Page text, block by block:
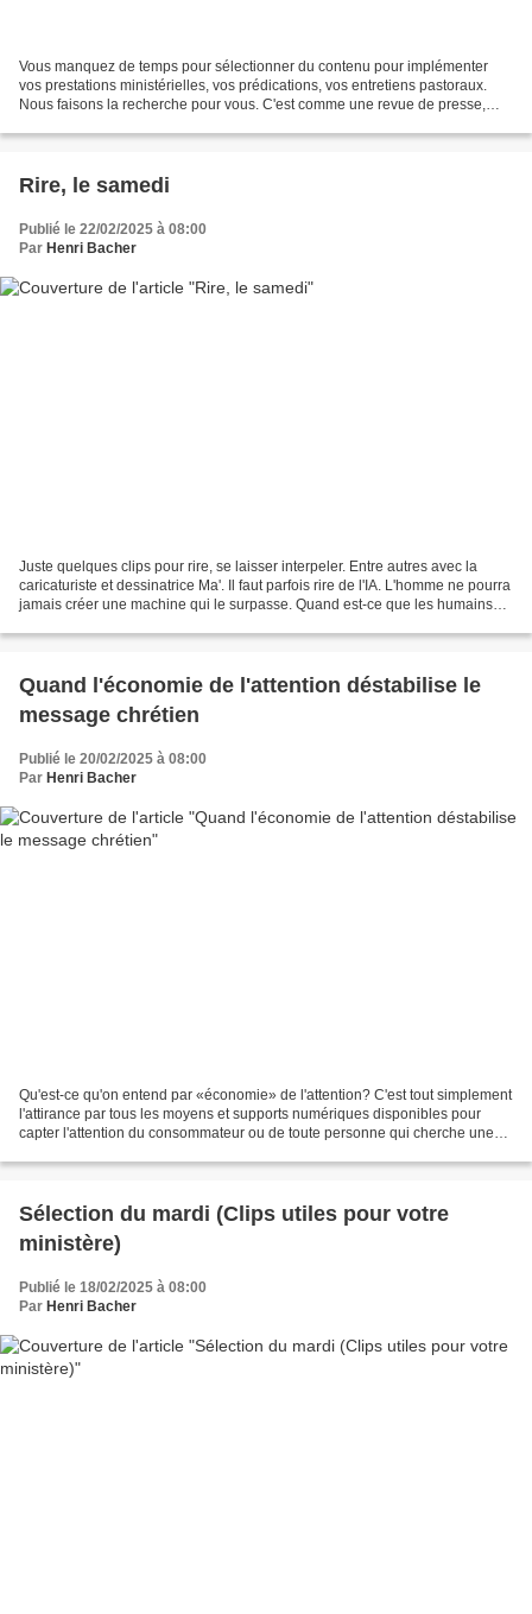
Vous manquez de temps pour sélectionner du contenu pour implémenter
vos prestations ministérielles, vos prédications, vos entretiens pastoraux.
Nous faisons la recherche pour vous. C'est comme une revue de presse,
Rire, le samedi
Publié le 22/02/2025 à 08:00
Par Henri Bacher
Juste quelques clips pour rire, se laisser interpeler. Entre autres avec la
caricaturiste et dessinatrice Ma'. Il faut parfois rire de l'IA. L'homme ne pourra
jamais créer une machine qui le surpasse. Quand est-ce que les humains
Quand l'économie de l'attention déstabilise le
message chrétien
Publié le 20/02/2025 à 08:00
Par Henri Bacher
Qu'est-ce qu'on entend par «économie» de l'attention? C'est tout simplement
l'attirance par tous les moyens et supports numériques disponibles pour
capter l'attention du consommateur ou de toute personne qui cherche une
Sélection du mardi (Clips utiles pour votre
ministère)
Publié le 18/02/2025 à 08:00
Par Henri Bacher